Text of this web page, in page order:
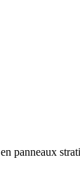
panneaux